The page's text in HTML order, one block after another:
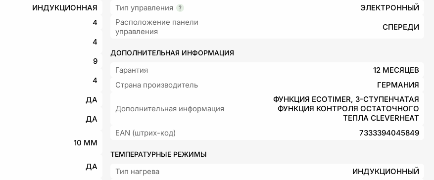
ИНДУКЦИОННАЯ
4
4
9
4
ДА
ДА
10 ММ
ДА
Тип управления
ЭЛЕКТРОННЫЙ
Расположение панели
управления
СПЕРЕДИ
ДОПОЛНИТЕЛЬНАЯ ИНФОРМАЦИЯ
Гарантия
12 МЕСЯЦЕВ
Страна производитель
ГЕРМАНИЯ
Дополнительная информация
ФУНКЦИЯ ECOTIMER, 3-СТУПЕНЧАТАЯ
ФУНКЦИЯ КОНТРОЛЯ ОСТАТОЧНОГО
ТЕПЛА CLEVERHEAT
EAN (штрих-код)
7333394045849
ТЕМПЕРАТУРНЫЕ РЕЖИМЫ
Тип нагрева
ИНДУКЦИОННЫЙ